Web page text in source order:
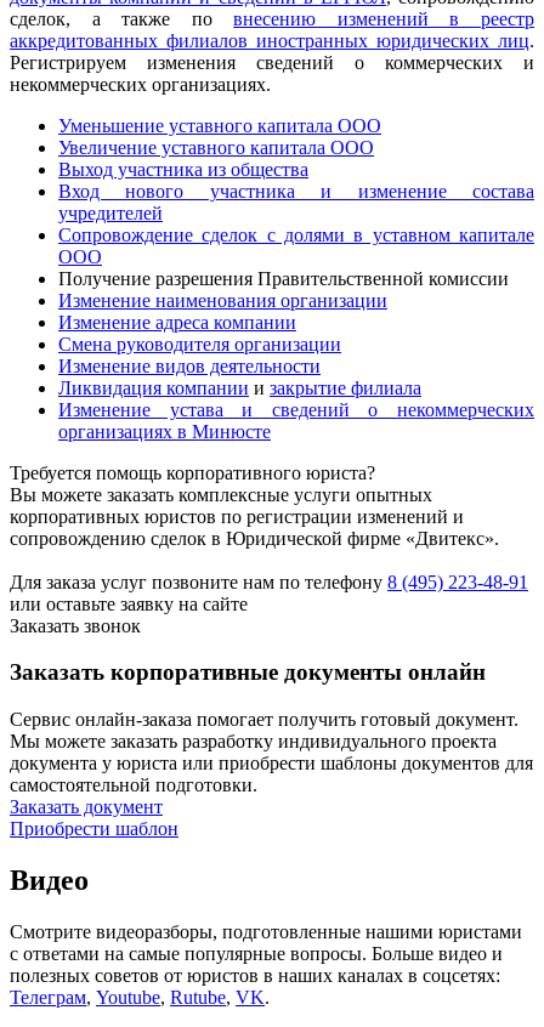
сделок, а также повнесению изменений в реестр
аккредитованных филиалов иностранных юридических лиц.
Регистрируем изменения сведений о коммерческих и
некоммерческих организациях.
Уменьшение уставного капитала ООО
Увеличение уставного капитала ООО
Выход участника из общества
Вход нового участника и изменение состава
учредителей
Сопровождение сделок с долями в уставном капитале
ООО
Получение разрешения Правительственной комиссии
Изменение наименования организации
Изменение адреса компании
Смена руководителя организации
Изменение видов деятельности
Ликвидация компании и закрытие филиала
Изменение устава и сведений о некоммерческих
организациях в Минюсте
Требуется помощь корпоративного юриста?
Вы можете заказать комплексные услуги опытных
корпоративных юристов по регистрации изменений и
сопровождению сделок в Юридической фирме «Двитекс».
Для заказа услуг позвоните нам по телефону 8 (495) 223-48-91
или оставьте заявку на сайте
Заказать звонок
Заказать корпоративные документы онлайн
Сервис онлайн-заказа помогает получить готовый документ.
Мы можете заказать разработку индивидуального проекта
документа у юриста или приобрести шаблоны документов для
самостоятельной подготовки.
Заказать документ
Приобрести шаблон
Видео
Смотрите видеоразборы, подготовленные нашими юристами
с ответами на самые популярные вопросы. Больше видео и
полезных советов от юристов в наших каналах в соцсетях:
Телеграм, Youtube, Rutube, VK.